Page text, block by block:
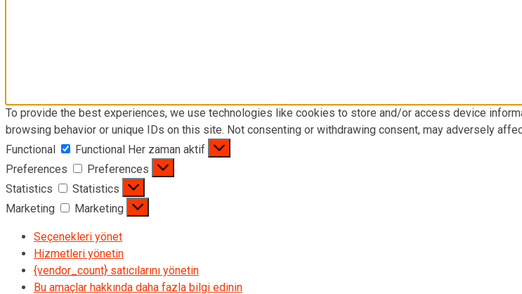
To provide the best experiences, we use technologies like cookies to store and/or access device
browsing behavior or unique IDs on this site. Not consenting or withdrawing consent, may adversely
Functional
Functional Her zaman aktif
Preferences
Preferences
Statistics
Statistics
Marketing
Marketing
Seçenekleri yönet
Hizmetleri yönetin
{vendor_count} satıcılarını yönetin
Bu amaçlar hakkında daha fazla bilgi edinin